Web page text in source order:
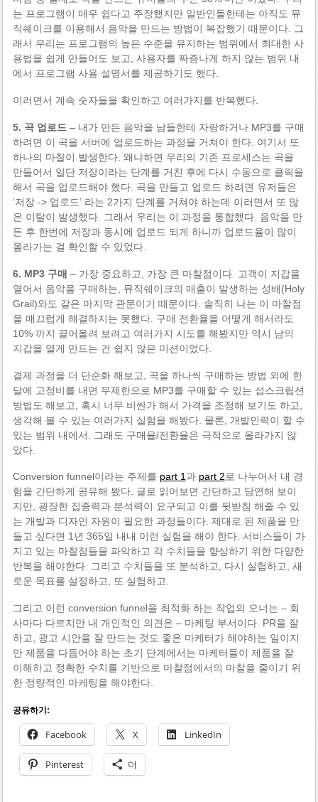
는 프로그램이 매우 쉽다고 주장했지만 일반인들한테는 아직도 뮤
직쉐이크를 이용해서 음악을 만드는 방법이 복잡했기 때문이다. 그
래서 우리는 프로그램의 높은 수준을 유지하는 범위에서 최대한 사
용법을 쉽게 만들어도 보고, 사용자를 짜증나게 하지 않는 범위 내
에서 프로그램 사용 설명서를 제공하기도 했다.
이러면서 계속 숫자들을 확인하고 여러가지를 반복했다.
5. 곡 업로드 – 내가 만든 음악을 남들한테 자랑하거나 MP3를 구매
하려면 이 곡을 서버에 업로드하는 과정을 거쳐야 한다. 여기서 또
하나의 마찰이 발생한다. 왜냐하면 우리의 기존 프로세스는 곡을
만들어서 일단 저장이라는 단계를 거친 후에 다시 수동으로 클릭을
해서 곡을 업로드해야 했다. 곡을 만들고 업로드 하려면 유저들은
‘저장 -> 업로드’ 라는 2가지 단계를 거쳐야 하는데 이러면서 또 많
은 이탈이 발생했다. 그래서 우리는 이 과정을 통합했다. 음악을 만
든 후 한번에 저장과 동시에 업로드 되게 하니까 업로드율이 많이
올라가는 걸 확인할 수 있었다.
6. MP3 구매 – 가장 중요하고, 가장 큰 마찰점이다. 고객이 지갑을
열어서 음악을 구매하는, 뮤직쉐이크의 매출이 발생하는 성배(Holy
Grail)와도 같은 마지막 관문이기 때문이다. 솔직히 나는 이 마찰점
을 매끄럽게 해결하지는 못했다. 구매 전환율을 어떻게 해서라도
10% 까지 끌어올려 보려고 여러가지 시도를 해봤지만 역시 남의
지갑을 열게 만드는 건 쉽지 않은 미션이었다.
결제 과정을 더 단순화 해보고, 곡을 하나씩 구매하는 방법 외에 한
달에 고정비를 내면 무제한으로 MP3를 구매할 수 있는 섭스크립션
방법도 해보고, 혹시 너무 비싼가 해서 가격을 조정해 보기도 하고,
생각해 볼 수 있는 여러가지 실험을 해봤다. 물론, 개발인력이 할 수
있는 범위 내에서. 그래도 구매율/전환율은 극적으로 올라가지 않
았다.
Conversion funnel이라는 주제를 part 1과 part 2로 나누어서 내 경
험을 간단하게 공유해 봤다. 글로 읽어보면 간단하고 당연해 보이
지만, 굉장한 집중력과 분석력이 요구되고 이를 뒷받침 해줄 수 있
는 개발과 디자인 자원이 필요한 과정들이다. 제대로 된 제품을 만
들고 싶다면 1년 365일 내내 이런 실험을 해야 한다. 서비스들이 가
지고 있는 마찰점들을 파악하고 각 수치들을 향상하기 위한 다양한
반복을 해야한다. 그리고 수치들을 또 분석하고, 다시 실험하고, 새
로운 목표를 설정하고, 또 실험하고.
그리고 이런 conversion funnel을 최적화 하는 작업의 오너는 – 회
사마다 다르지만 내 개인적인 의견은 – 마케팅 부서이다. PR을 잘
하고, 광고 시안을 잘 만드는 것도 좋은 마케터가 해야하는 일이지
만 제품을 다듬어야 하는 초기 단계에서는 마케터들이 제품을 잘
이해하고 정확한 수치를 기반으로 마찰점에서의 마찰을 줄이기 위
한 정량적인 마케팅을 해야한다.
공유하기:
Facebook X LinkedIn
Pinterest 더